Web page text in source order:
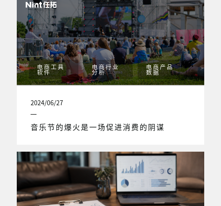
电商工具
软件
电商行业
分析
电商产品
数据
2024/06/27
音乐节的爆火是一场促进消费的阴谋